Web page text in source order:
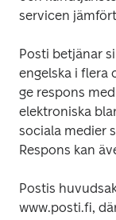
servicen
Posti betjänar
engelska i flera
ge respons
elektroniska
sociala medier
Respons kan
Postis
www.posti.fi,